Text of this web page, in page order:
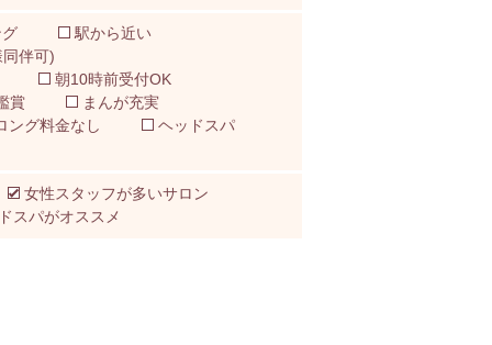
駅から近い
伴可)
朝10時前受付OK
賞
まんが充実
ング料金なし
ヘッドスパ
女性スタッフが多いサロン
スパがオススメ